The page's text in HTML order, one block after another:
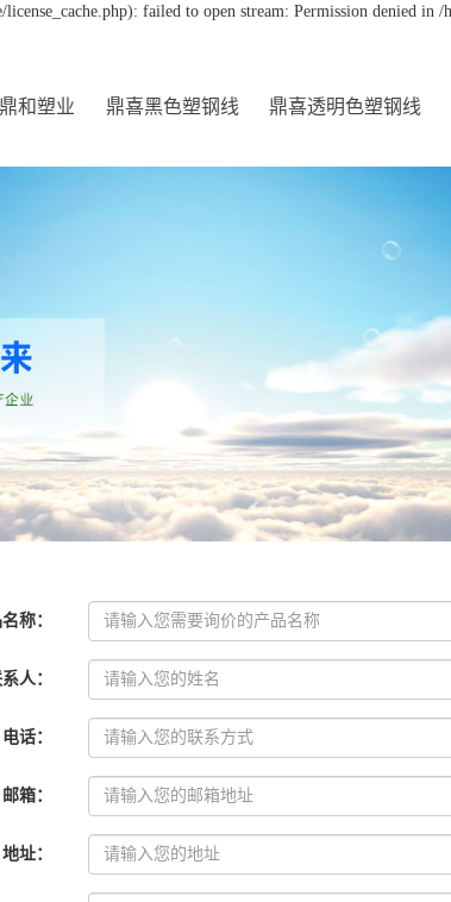
failed to open stream: Permission denied in
鼎和塑业 鼎喜黑色塑钢线 鼎喜透明色塑钢线
称：
人：
电话：
邮箱：
地址：